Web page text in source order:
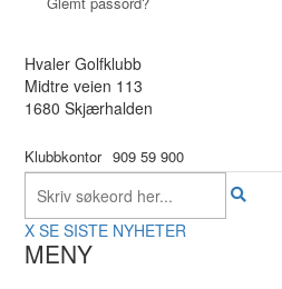
Hvaler Golfklubb
Midtre veien 113
1680 Skjærhalden
Klubbkontor 909 59 900
X SE SISTE NYHETER
MENY